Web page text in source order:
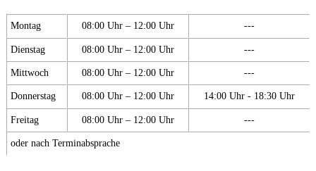
Montag 08:00 Uhr – 12:00 Uhr ---
Dienstag 08:00 Uhr – 12:00 Uhr ---
Mittwoch 08:00 Uhr – 12:00 Uhr ---
Donnerstag 08:00 Uhr – 12:00 Uhr 14:00 Uhr - 18:30 Uhr
Freitag 08:00 Uhr – 12:00 Uhr ---
oder nach Terminabsprache